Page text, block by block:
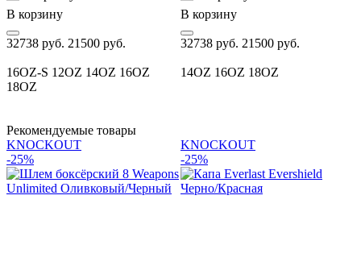
В корзину
32738 руб. 21500 руб.
16OZ-S 12OZ 14OZ 16OZ
18OZ
В корзину
32738 руб. 21500 руб.
14OZ 16OZ 18OZ
Рекомендуемые товары
KNOCKOUT
-25%
KNOCKOUT
-25%